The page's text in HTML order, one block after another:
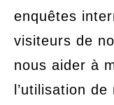
enquêtes
visiteurs de
nous aider à
l’utilisation